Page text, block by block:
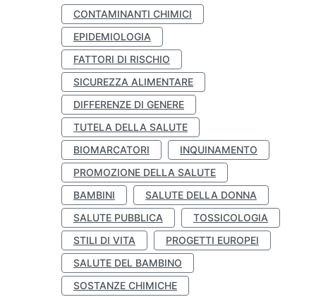
CONTAMINANTI CHIMICI
EPIDEMIOLOGIA
FATTORI DI RISCHIO
SICUREZZA ALIMENTARE
DIFFERENZE DI GENERE
TUTELA DELLA SALUTE
BIOMARCATORI
INQUINAMENTO
PROMOZIONE DELLA SALUTE
BAMBINI
SALUTE DELLA DONNA
SALUTE PUBBLICA
TOSSICOLOGIA
STILI DI VITA
PROGETTI EUROPEI
SALUTE DEL BAMBINO
SOSTANZE CHIMICHE